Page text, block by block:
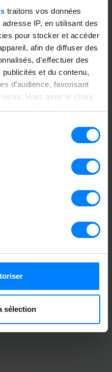
traitons vos données
IP, en utilisant des
pour stocker et accéder
afin de diffuser des
d'effectuer des
et du contenu,
d’audience, favorisant
Vous avez le choix
relative aux
de confidentialité.
également :
précises à plusieurs
l'analysant activement
spécifiques
de vos données
reportez-vous à
modifier ou retirer
sélection
garder la maitrise des